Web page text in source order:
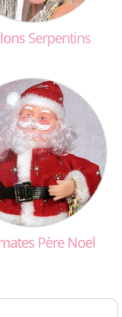
Serpentins
PèreNoel